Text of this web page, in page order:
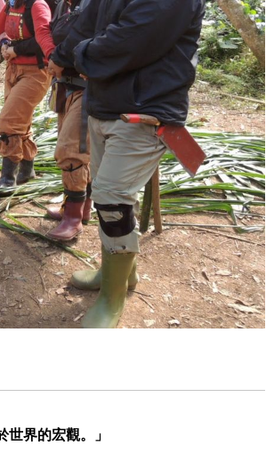
世界的宏觀。」